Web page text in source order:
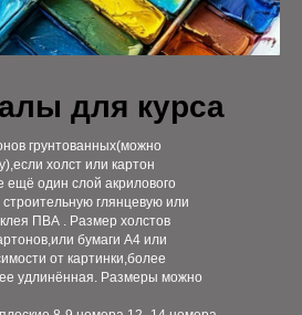
для курса
грунтованных(можно
холст или картон
ещё один слой акрилового
глянцевую или
ПВА . Размер холстов
бумаги А4 или
от картинки,более
удлинённая. Размеры можно